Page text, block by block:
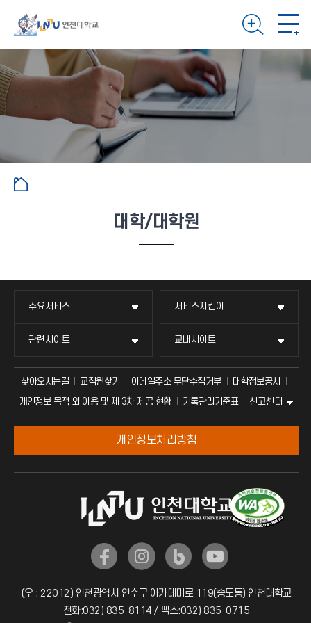
대학/대학원
주요서비스 서비스지킴이
관련사이트 교내사이트
찾아오시는길 교직원찾기 이메일주소 무단수집거부
대학정보공시
개인정보 목적 외 이용 및 제 3차 제공 현황
기록관리기준표 신고센터
개인정보처리방침
(우 : 22012) 인천광역시 연수구 아카데미로 119(송도동) 인천대학교
전화:032) 835-8114 / 팩스:032) 835-0715